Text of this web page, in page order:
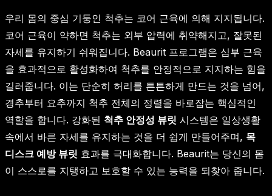
우리 몸의 중심 기둥인 척추는 코어 근육에 의해 지지됩니다.
코어 근육이 약하면 척추는 외부 압력에 취약해지고, 잘못된
자세를 유지하기 쉬워집니다. Beaurit 프로그램은 심부 근육
을 효과적으로 활성화하여 척추를 안정적으로 지지하는 힘을
길러줍니다. 이는 단순히 허리를 튼튼하게 만드는 것을 넘어,
경추부터 요추까지 척추 전체의 정렬을 바로잡는 핵심적인
역할을 합니다. 강화된 척추 안정성 뷰릿 시스템은 일상생활
속에서 바른 자세를 유지하는 것을 더 쉽게 만들어주며, 목
디스크 예방 뷰릿 효과를 극대화합니다. Beaurit는 당신의 몸
이 스스로를 지탱하고 보호할 수 있는 능력을 되찾아 줍니다.